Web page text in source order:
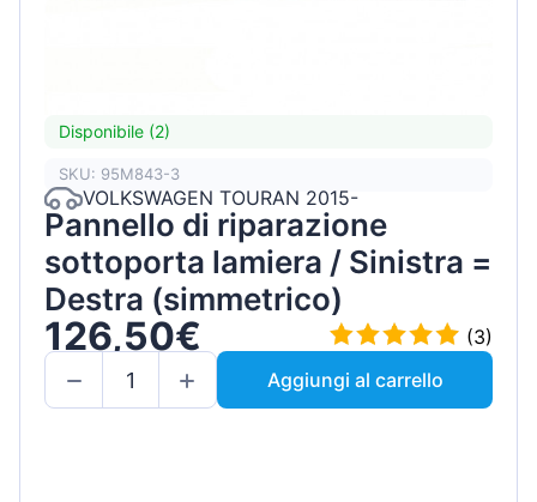
Disponibile (2)
SKU: 95M843-3
VOLKSWAGEN TOURAN 2015-
Pannello di riparazione
sottoporta lamiera / Sinistra =
Destra (simmetrico)
126,50€
(3)
Aggiungi al carrello